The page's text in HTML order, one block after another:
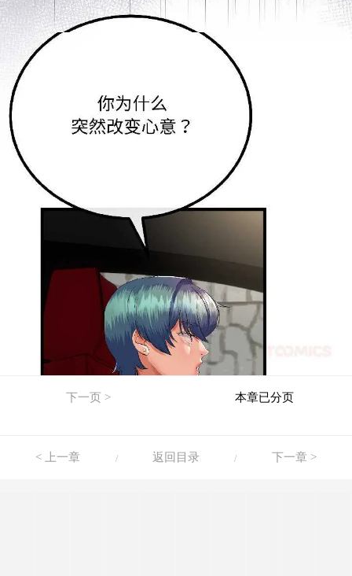
下一页 > 本章已分页
< 上一章 / 返回目录 / 下一章 >